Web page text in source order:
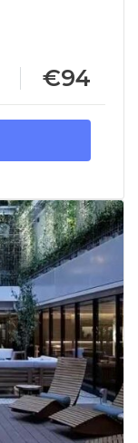
€94